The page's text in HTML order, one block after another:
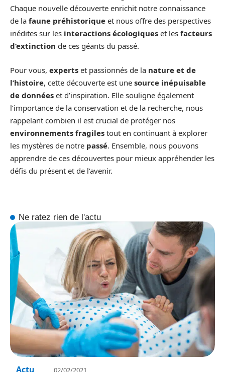
Chaque nouvelle découverte enrichit notre connaissance
de la faune préhistorique et nous offre des perspectives
inédites sur les interactions écologiques et les facteurs
d’extinction de ces géants du passé.
Pour vous, experts et passionnés de la nature et de
l’histoire, cette découverte est une source inépuisable
de données et d’inspiration. Elle souligne également
l’importance de la conservation et de la recherche, nous
rappelant combien il est crucial de protéger nos
environnements fragiles tout en continuant à explorer
les mystères de notre passé. Ensemble, nous pouvons
apprendre de ces découvertes pour mieux appréhender les
défis du présent et de l’avenir.
Ne ratez rien de l'actu
Actu 02/02/2021